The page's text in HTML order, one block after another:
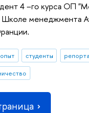
4 –го курса ОП
менеджмента
студенты